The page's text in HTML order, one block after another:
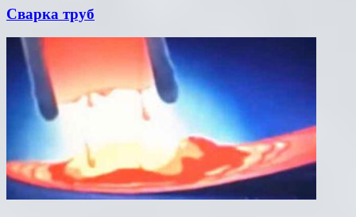
Сварка труб